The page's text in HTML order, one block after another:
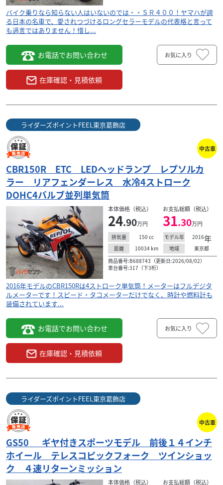
バイク乗りなら知らない人はいないのでは・・ＳＲ４００！ヤマハが誇
る日本の名車で、愛されつづけるロングセラーモデルの代表格と言って
も過言ではありません！惜し...
お電話でお問い合わせ
在庫確認・見積依頼
お気に入り
ライダーズポイントFEEL東京葛飾店
中古車
CBR150R ETC LEDヘッドランプ レプソルカ
ラー リアフェンダーレス 水冷4ストローク
DOHC4バルブ並列単気筒
本体価格（税込）
24.90万円
お支払総額（税込）
31.30万円
排気量 150 cc モデル年 2016年
距離 10034 km 地域
東京都
商品番号:B688743（更新日:2026/08/02）
車台番号:317（下3桁）
2016年モデルのCBR150Rは4ストローク単気筒！メーターはフルデジタ
ルメーターです！スピード・タコメーターだけでなく、時計や燃料計も
装備されています...
お電話でお問い合わせ
在庫確認・見積依頼
お気に入り
ライダーズポイントFEEL東京葛飾店
中古車
GS50 ギヤ付きスポーツモデル 前後１４インチ
ホイール テレスコピックフォーク ツインショッ
ク ４速リターンミッション
本体価格（税込） お支払総額（税込）